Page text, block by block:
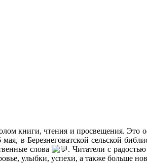
книги, чтения и просвещения. Это
в Березнеговатской сельской
слова
. Читатели с
улыбки, успехи, а также больше